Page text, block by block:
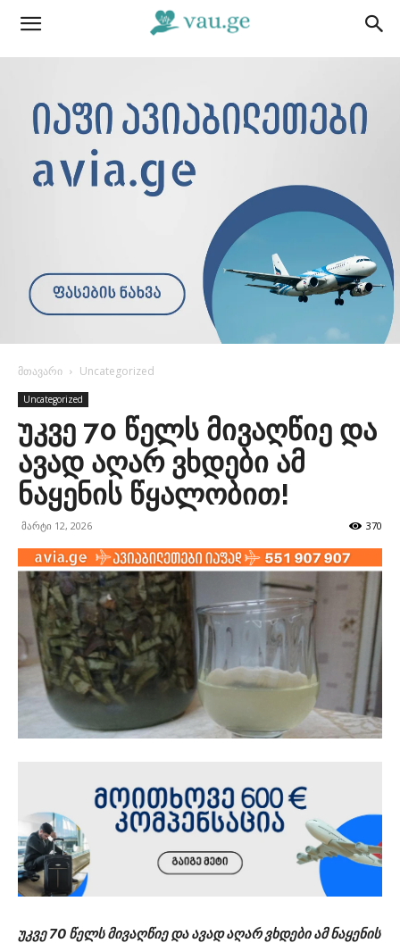
მთავარი Uncategorized
Uncategorized
უკვე 70 წელს მივაღწიე და
ავად აღარ ვხდები ამ
ნაყენის წყალობით!
მარტი 12, 2026 370
უკვე 70 წელს მივაღწიე და ავად აღარ ვხდები ამ ნაყენის